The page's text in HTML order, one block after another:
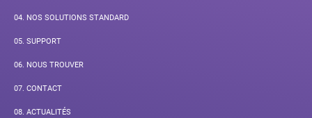
04. NOS SOLUTIONS STANDARD
05. SUPPORT
06. NOUS TROUVER
07. CONTACT
08. ACTUALITÉS